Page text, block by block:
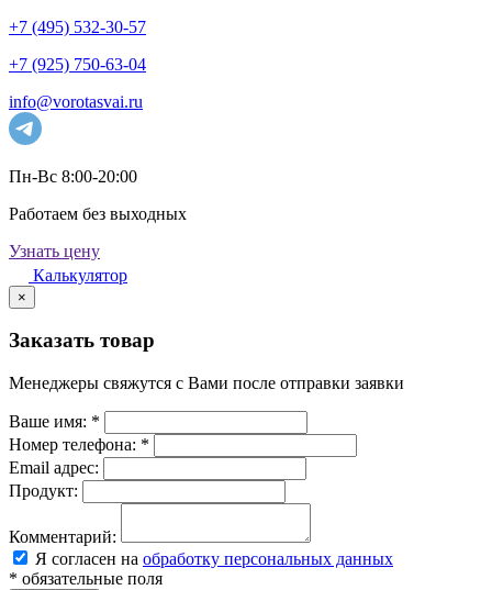
+7 (495) 532-30-57
+7 (925) 750-63-04
info@vorotasvai.ru
Пн-Вс 8:00-20:00
Работаем без выходных
Узнать цену
Калькулятор
×
Заказать товар
Менеджеры свяжутся с Вами после отправки заявки
Ваше имя: *
Номер телефона: *
Email адрес:
Продукт:
Комментарий:
Я согласен на обработку персональных данных
* обязательные поля